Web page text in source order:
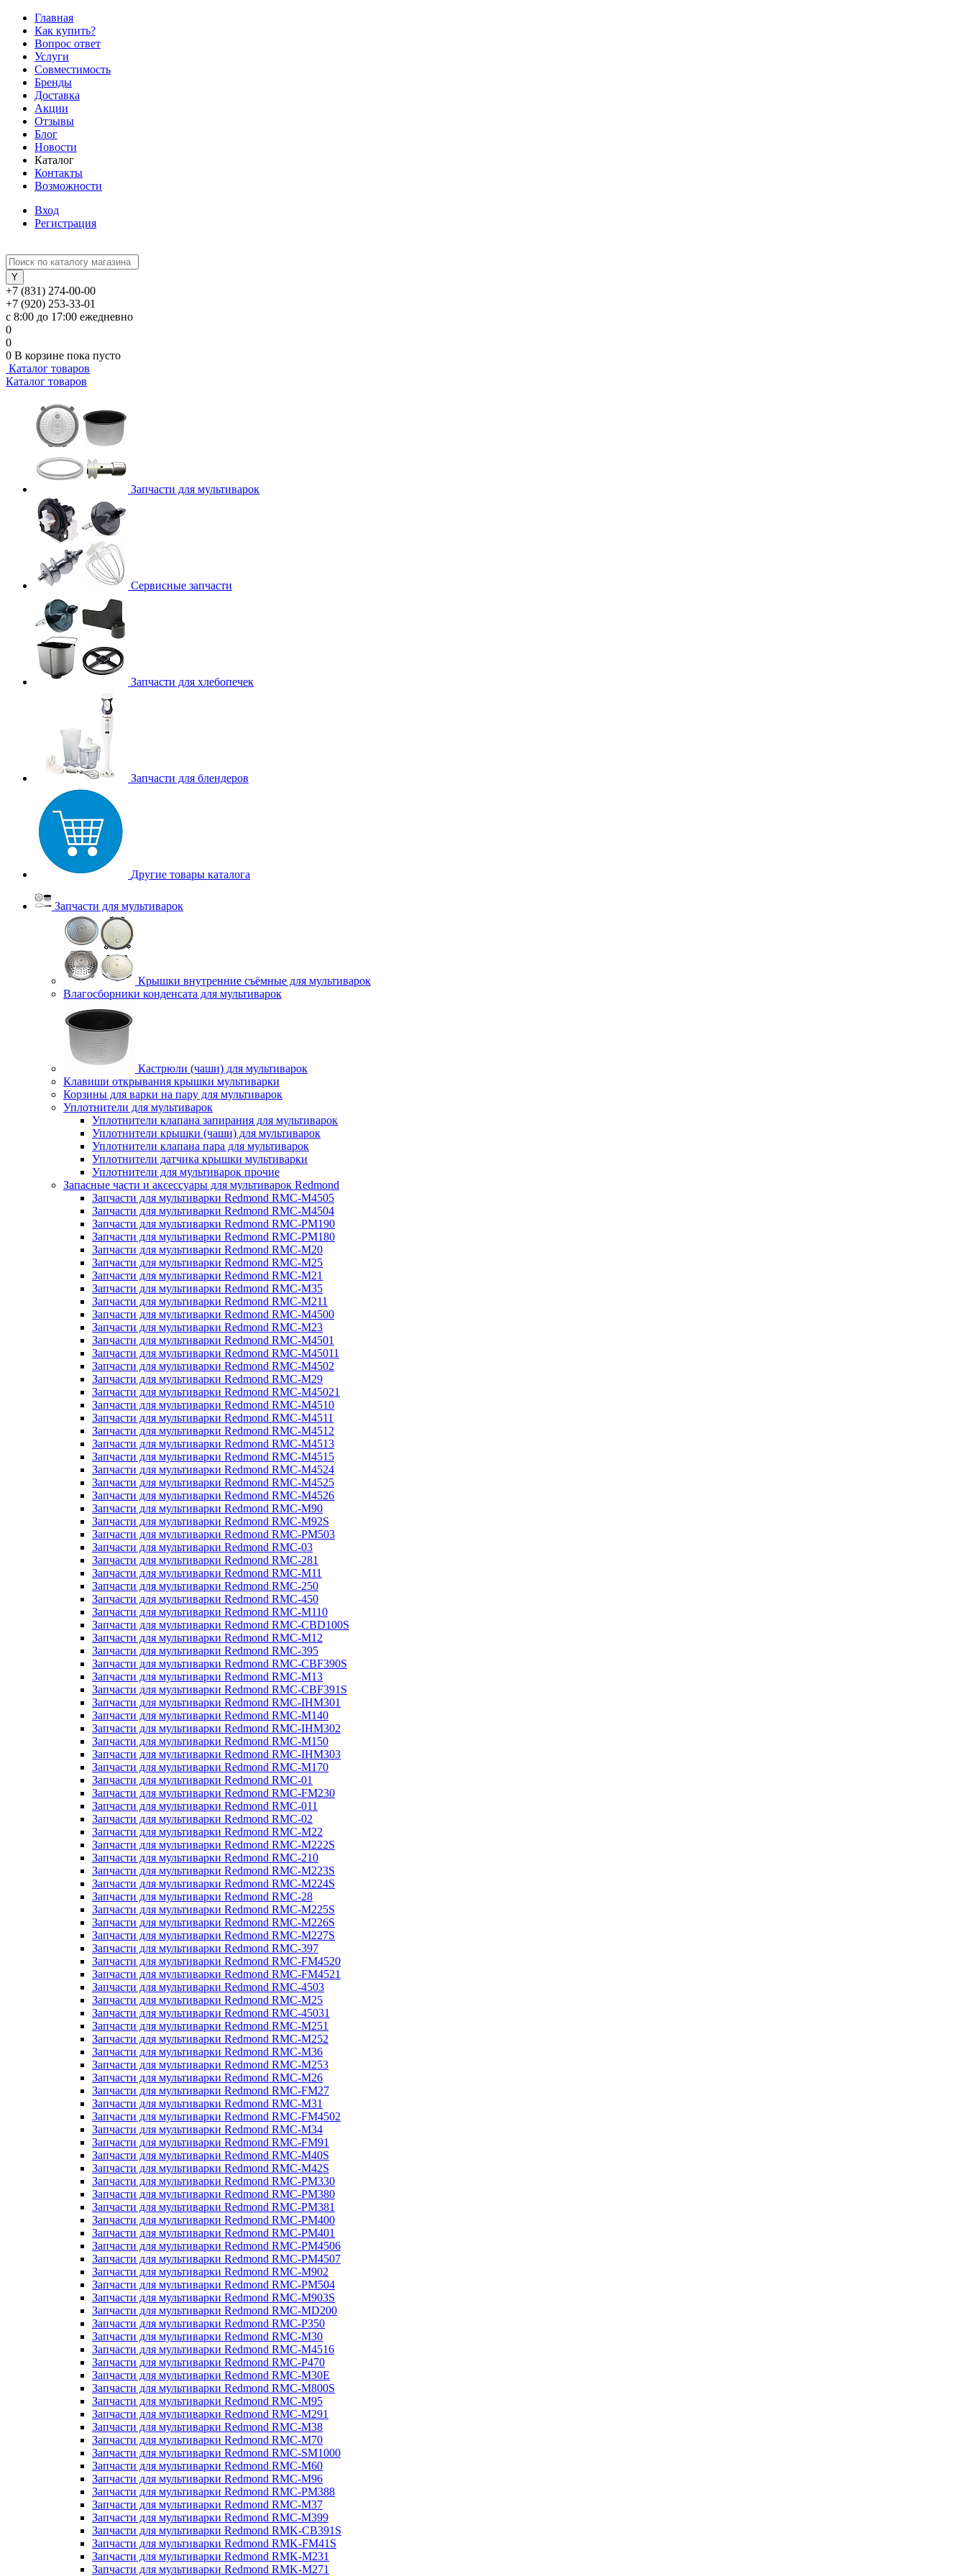
Главная
Как купить?
Вопрос ответ
Услуги
Совместимость
Бренды
Доставка
Акции
Отзывы
Блог
Новости
Каталог
Контакты
Возможности
Вход
Регистрация
+7 (831) 274-00-00
+7 (920) 253-33-01
с 8:00 до 17:00 ежедневно
0
0
0 В корзине пока пусто
Каталог товаров
Каталог товаров
Запчасти для мультиварок
Сервисные запчасти
Запчасти для хлебопечек
Запчасти для блендеров
Другие товары каталога
Запчасти для мультиварок
Крышки внутренние съёмные для мультиварок
Влагосборники конденсата для мультиварок
Кастрюли (чаши) для мультиварок
Клавиши открывания крышки мультиварки
Корзины для варки на пару для мультиварок
Уплотнители для мультиварок
Уплотнители клапана запирания для мультиварок
Уплотнители крышки (чаши) для мультиварок
Уплотнители клапана пара для мультиварок
Уплотнители датчика крышки мультиварки
Уплотнители для мультиварок прочие
Запасные части и аксессуары для мультиварок Redmond
Запчасти для мультиварки Redmond RMC-M4505
Запчасти для мультиварки Redmond RMC-M4504
Запчасти для мультиварки Redmond RMC-PM190
Запчасти для мультиварки Redmond RMC-PM180
Запчасти для мультиварки Redmond RMC-M20
Запчасти для мультиварки Redmond RMC-M25
Запчасти для мультиварки Redmond RMC-M21
Запчасти для мультиварки Redmond RMC-M35
Запчасти для мультиварки Redmond RMC-M211
Запчасти для мультиварки Redmond RMC-M4500
Запчасти для мультиварки Redmond RMC-M23
Запчасти для мультиварки Redmond RMC-M4501
Запчасти для мультиварки Redmond RMC-M45011
Запчасти для мультиварки Redmond RMC-M4502
Запчасти для мультиварки Redmond RMC-M29
Запчасти для мультиварки Redmond RMC-M45021
Запчасти для мультиварки Redmond RMC-M4510
Запчасти для мультиварки Redmond RMC-M4511
Запчасти для мультиварки Redmond RMC-M4512
Запчасти для мультиварки Redmond RMC-M4513
Запчасти для мультиварки Redmond RMC-M4515
Запчасти для мультиварки Redmond RMC-M4524
Запчасти для мультиварки Redmond RMC-M4525
Запчасти для мультиварки Redmond RMC-M4526
Запчасти для мультиварки Redmond RMC-M90
Запчасти для мультиварки Redmond RMC-M92S
Запчасти для мультиварки Redmond RMC-PM503
Запчасти для мультиварки Redmond RMC-03
Запчасти для мультиварки Redmond RMC-281
Запчасти для мультиварки Redmond RMC-M11
Запчасти для мультиварки Redmond RMC-250
Запчасти для мультиварки Redmond RMC-450
Запчасти для мультиварки Redmond RMC-M110
Запчасти для мультиварки Redmond RMC-CBD100S
Запчасти для мультиварки Redmond RMC-M12
Запчасти для мультиварки Redmond RMC-395
Запчасти для мультиварки Redmond RMC-CBF390S
Запчасти для мультиварки Redmond RMC-M13
Запчасти для мультиварки Redmond RMC-CBF391S
Запчасти для мультиварки Redmond RMC-IHM301
Запчасти для мультиварки Redmond RMC-M140
Запчасти для мультиварки Redmond RMC-IHM302
Запчасти для мультиварки Redmond RMC-M150
Запчасти для мультиварки Redmond RMC-IHM303
Запчасти для мультиварки Redmond RMC-M170
Запчасти для мультиварки Redmond RMC-01
Запчасти для мультиварки Redmond RMC-FM230
Запчасти для мультиварки Redmond RMC-011
Запчасти для мультиварки Redmond RMC-02
Запчасти для мультиварки Redmond RMC-M22
Запчасти для мультиварки Redmond RMC-M222S
Запчасти для мультиварки Redmond RMC-210
Запчасти для мультиварки Redmond RMC-M223S
Запчасти для мультиварки Redmond RMC-M224S
Запчасти для мультиварки Redmond RMC-28
Запчасти для мультиварки Redmond RMC-M225S
Запчасти для мультиварки Redmond RMC-M226S
Запчасти для мультиварки Redmond RMC-M227S
Запчасти для мультиварки Redmond RMC-397
Запчасти для мультиварки Redmond RMC-FM4520
Запчасти для мультиварки Redmond RMC-FM4521
Запчасти для мультиварки Redmond RMC-4503
Запчасти для мультиварки Redmond RMC-M25
Запчасти для мультиварки Redmond RMC-45031
Запчасти для мультиварки Redmond RMC-M251
Запчасти для мультиварки Redmond RMC-M252
Запчасти для мультиварки Redmond RMC-M36
Запчасти для мультиварки Redmond RMC-M253
Запчасти для мультиварки Redmond RMC-M26
Запчасти для мультиварки Redmond RMC-FM27
Запчасти для мультиварки Redmond RMC-M31
Запчасти для мультиварки Redmond RMC-FM4502
Запчасти для мультиварки Redmond RMC-M34
Запчасти для мультиварки Redmond RMC-FM91
Запчасти для мультиварки Redmond RMC-M40S
Запчасти для мультиварки Redmond RMC-M42S
Запчасти для мультиварки Redmond RMC-PM330
Запчасти для мультиварки Redmond RMC-PM380
Запчасти для мультиварки Redmond RMC-PM381
Запчасти для мультиварки Redmond RMC-PM400
Запчасти для мультиварки Redmond RMC-PM401
Запчасти для мультиварки Redmond RMC-PM4506
Запчасти для мультиварки Redmond RMC-PM4507
Запчасти для мультиварки Redmond RMC-M902
Запчасти для мультиварки Redmond RMC-PM504
Запчасти для мультиварки Redmond RMC-M903S
Запчасти для мультиварки Redmond RMC-MD200
Запчасти для мультиварки Redmond RMC-P350
Запчасти для мультиварки Redmond RMC-M30
Запчасти для мультиварки Redmond RMC-M4516
Запчасти для мультиварки Redmond RMC-P470
Запчасти для мультиварки Redmond RMC-M30E
Запчасти для мультиварки Redmond RMC-M800S
Запчасти для мультиварки Redmond RMC-M95
Запчасти для мультиварки Redmond RMC-M291
Запчасти для мультиварки Redmond RMC-M38
Запчасти для мультиварки Redmond RMC-M70
Запчасти для мультиварки Redmond RMC-SM1000
Запчасти для мультиварки Redmond RMC-M60
Запчасти для мультиварки Redmond RMC-M96
Запчасти для мультиварки Redmond RMC-PM388
Запчасти для мультиварки Redmond RMC-M37
Запчасти для мультиварки Redmond RMC-M399
Запчасти для мультиварки Redmond RMK-CB391S
Запчасти для мультиварки Redmond RMK-FM41S
Запчасти для мультиварки Redmond RMK-M231
Запчасти для мультиварки Redmond RMK-M271